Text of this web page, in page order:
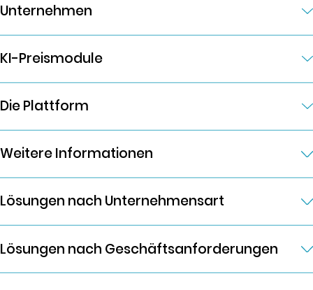
Unternehmen
KI-Preismodule
Die Plattform
Weitere Informationen
Lösungen nach Unternehmensart
Lösungen nach Geschäftsanforderungen